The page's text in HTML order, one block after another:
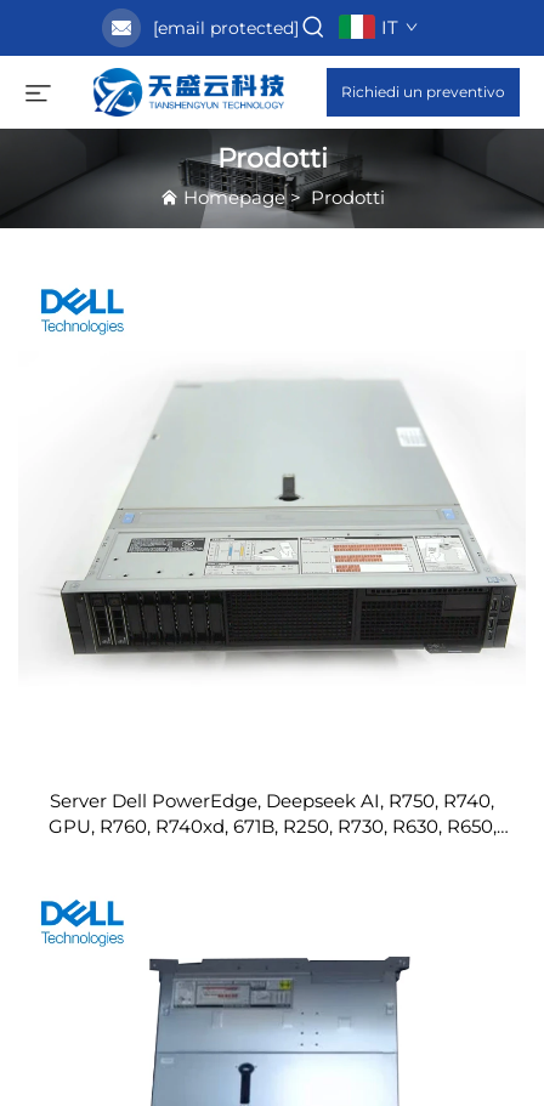
[email protected] IT
Richiedi un preventivo
Prodotti
Homepage>Prodotti
Server Dell PowerEdge, Deepseek AI, R750, R740,
GPU, R760, R740xd, 671B, R250, R730, R630, R650,